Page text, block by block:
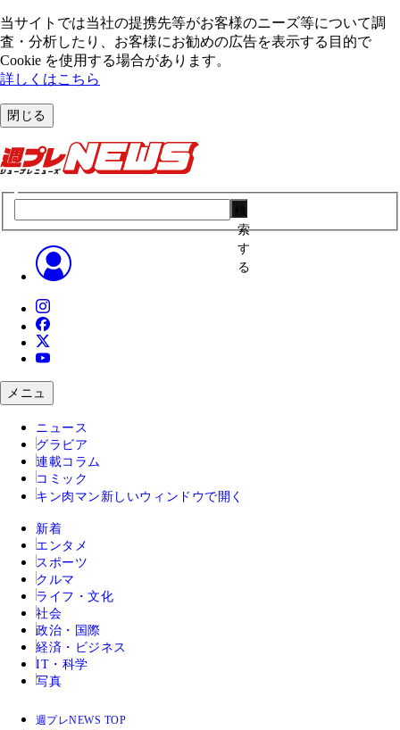
当サイトでは当社の提携先等がお客様のニーズ等について調
査・分析したり、お客様にお勧めの広告を表⽰する⽬的で
Cookie を使⽤する場合があります。
詳しくはこちら
閉じる
索
す
る
メニュ
ニュース
グラビア
連載コラム
コミック
キン肉マン 新しいウィンドウで開く
新着
エンタメ
スポーツ
クルマ
ライフ・文化
社会
政治・国際
経済・ビジネス
IT・科学
写真
週プレNEWS TOP